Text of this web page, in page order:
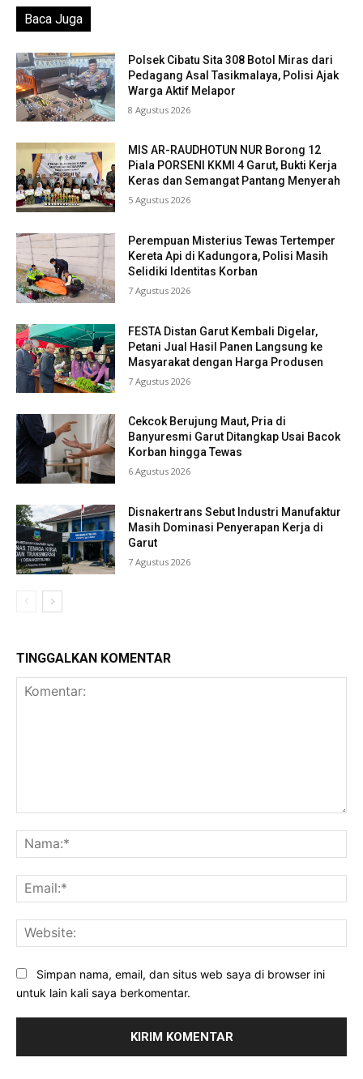
Baca Juga
Polsek Cibatu Sita 308 Botol Miras dari
Pedagang Asal Tasikmalaya, Polisi Ajak
Warga Aktif Melapor
8 Agustus 2026
MIS AR-RAUDHOTUN NUR Borong 12
Piala PORSENI KKMI 4 Garut, Bukti Kerja
Keras dan Semangat Pantang Menyerah
5 Agustus 2026
Perempuan Misterius Tewas Tertemper
Kereta Api di Kadungora, Polisi Masih
Selidiki Identitas Korban
7 Agustus 2026
FESTA Distan Garut Kembali Digelar,
Petani Jual Hasil Panen Langsung ke
Masyarakat dengan Harga Produsen
7 Agustus 2026
Cekcok Berujung Maut, Pria di
Banyuresmi Garut Ditangkap Usai Bacok
Korban hingga Tewas
6 Agustus 2026
Disnakertrans Sebut Industri Manufaktur
Masih Dominasi Penyerapan Kerja di
Garut
7 Agustus 2026
TINGGALKAN KOMENTAR
Simpan nama, email, dan situs web saya di browser ini
untuk lain kali saya berkomentar.